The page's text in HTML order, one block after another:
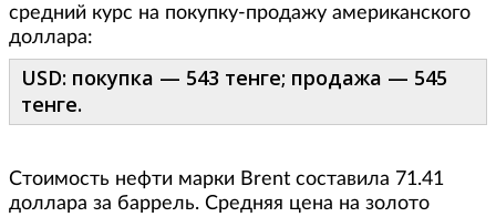
средний курс на покупку-продажу американского
доллара:
USD: покупка — 543 тенге; продажа — 545
тенге.
Стоимость нефти марки Brent составила 71.41
доллара за баррель. Средняя цена на золото